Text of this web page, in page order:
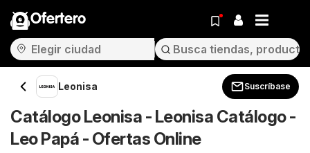
Ofertero
Leonisa Suscríbase
Catálogo Leonisa - Leonisa Catálogo -
Leo Papá - Ofertas Online